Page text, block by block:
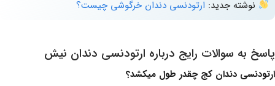
نوشته جدید: ارتودنسی دندان خرگوشی چیست؟
پاسخ به سوالات رایج درباره ارتودنسی دندان نیش
ارتودنسی دندان کج چقدر طول میکشد؟